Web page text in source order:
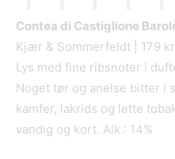
Contea di Castiglione
Kjær & Sommerfeldt | 179
Lys med fine ribsnoter i
Noget tør og anelse bitter i
kamfer, lakrids og lette
vandig og kort. Alk.: 14%